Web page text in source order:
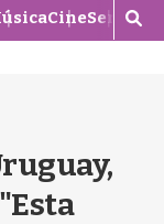
CineSeries
M
o